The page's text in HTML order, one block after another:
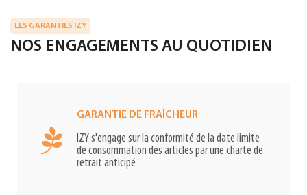
LES GARANTIES IZY
NOS ENGAGEMENTS AU QUOTIDIEN
GARANTIE DE FRAÎCHEUR
IZY s'engage sur la conformité de la date limite
de consommation des articles par une charte de
retrait anticipé